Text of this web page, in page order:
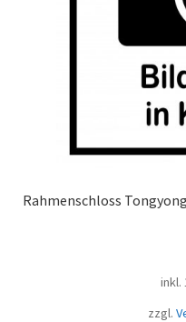
Rahmenschloss
inkl.
zzgl.